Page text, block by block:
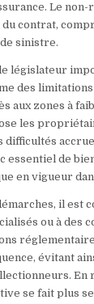
Le
contrat,
sinistre.
législateur
des
aux zones à
les
difficultés
essentiel de
en vigueur
il est
ou à des
évitant
En
se fait plus